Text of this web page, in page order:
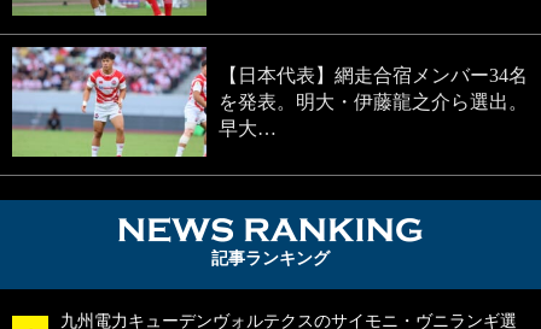
【日本代表】網走合宿メンバー34名
を発表。明大・伊藤龍之介ら選出。
早大…
記事ランキング
九州電力キューデンヴォルテクスのサイモニ・ヴニランギ選